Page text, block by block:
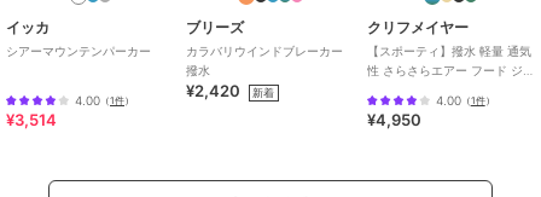
原産国
イッカ
シアーマウンテンパーカー
4.00 （1件）
¥3,514
ブリーズ
カラバリウインドブレーカー
撥水
¥2,420 新着
クリフメイヤー
【スポーティ】撥水 軽量 通気
性 さらさらエアー フード ジャ
4.00（1件）
¥4,950